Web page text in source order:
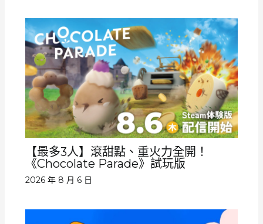
【最多3人】滾甜點、重火力全開！
《Chocolate Parade》試玩版
2026 年 8 月 6 日